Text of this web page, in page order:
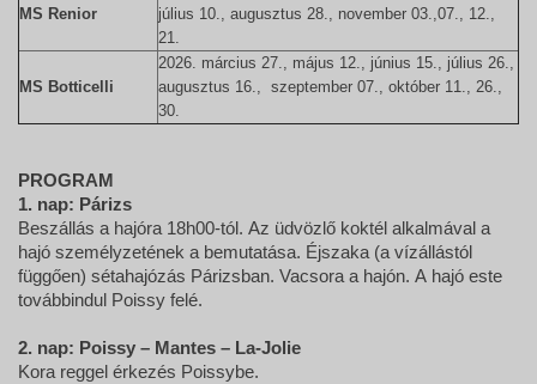
MS Renior
július 10., augusztus 28., november 03.,07., 12.,
21.
MS Botticelli
2026. március 27., május 12., június 15., július 26.,
augusztus 16., szeptember 07., október 11., 26.,
30.
PROGRAM
1. nap: Párizs
Beszállás a hajóra 18h00-tól. Az üdvözlő koktél alkalmával a
hajó személyzetének a bemutatása. Éjszaka (a vízállástól
függően) sétahajózás Párizsban. Vacsora a hajón. A hajó este
továbbindul Poissy felé.
2. nap: Poissy – Mantes – La-Jolie
Kora reggel érkezés Poissybe.